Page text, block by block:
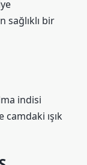
sağlıklı bir
indisi
camdaki ışık